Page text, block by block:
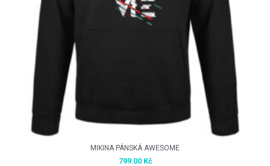
MIKINA PÁNSKÁ AWESOME
799.00 Kč